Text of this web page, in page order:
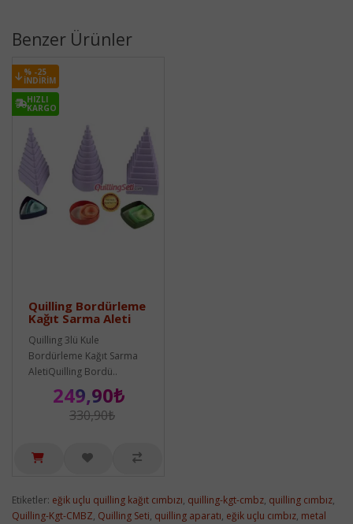
Benzer Ürünler
% -25
İNDIRIM
HIZLI
KARGO
Quilling Bordürleme
Kağıt Sarma Aleti
Quilling 3lü Kule
Bordürleme Kağıt Sarma
AletiQuilling Bordü..
249,90₺
330,90₺
Etiketler: eğik uçlu quilling kağıt cımbızı, quilling-kgt-cmbz, quilling cımbız,
Quilling-Kgt-CMBZ, Quilling Seti, quilling aparatı, eğik uçlu cımbız, metal